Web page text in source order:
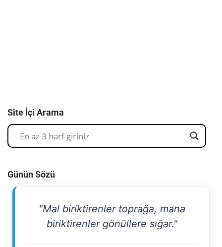
Site İçi Arama
Günün Sözü
"Mal biriktirenler toprağa, mana
biriktirenler gönüllere sığar."